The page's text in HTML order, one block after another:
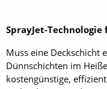
SprayJet-
Muss eine Deckschicht
Dünnschichten im
kostengünstige,